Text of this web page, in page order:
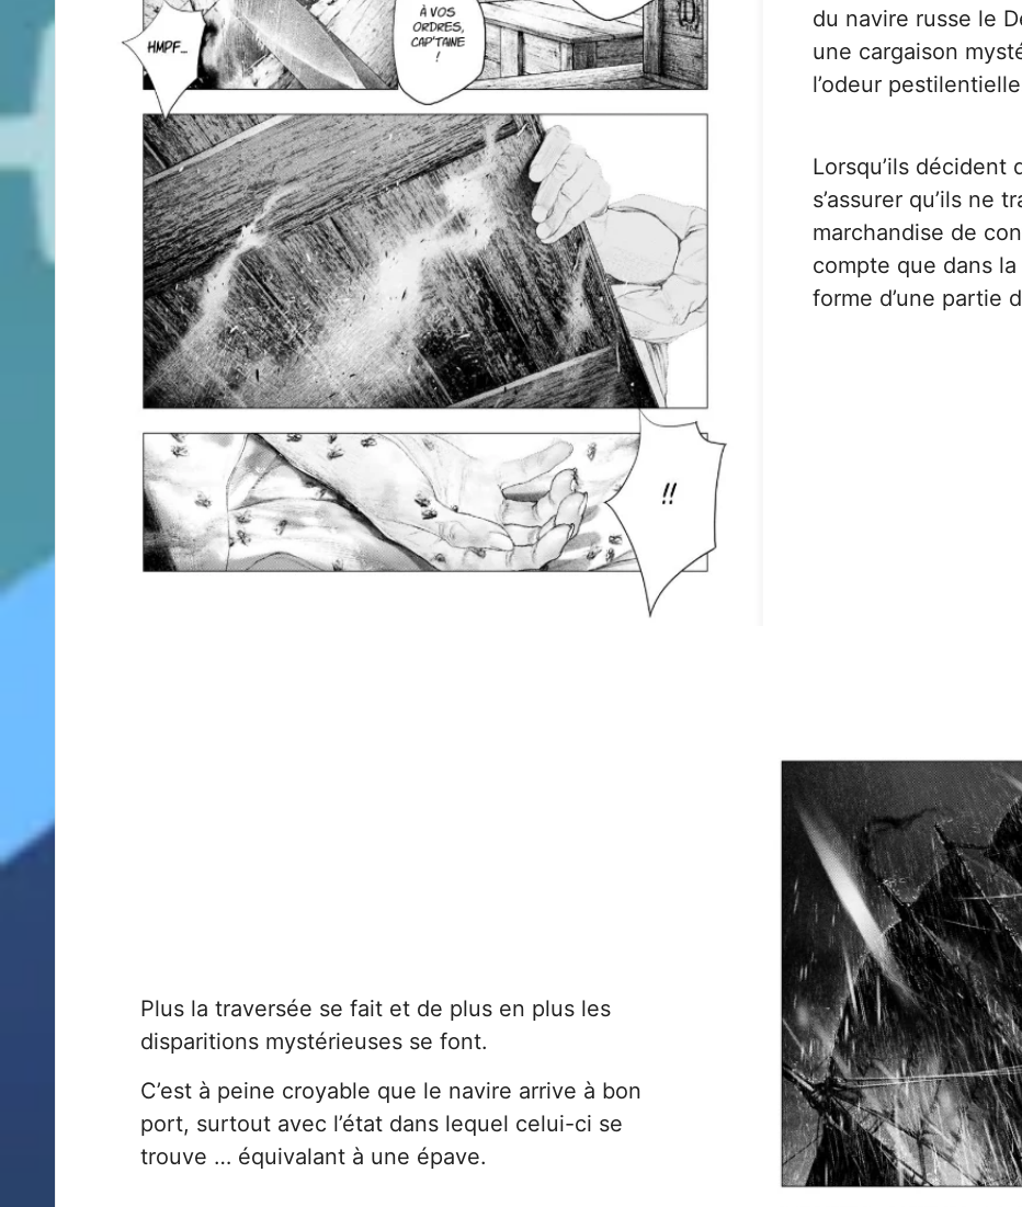
du navire russe le
une cargaison
l’odeur
Lorsqu’ils décident
s’assurer qu’ils ne
marchandise de
compte que dans
forme d’une partie
Plus la traversée se fait et de plus en plus les
disparitions mystérieuses se font.
C’est à peine croyable que le navire arrive à bon
port, surtout avec l’état dans lequel celui-ci se
trouve … équivalant à une épave.